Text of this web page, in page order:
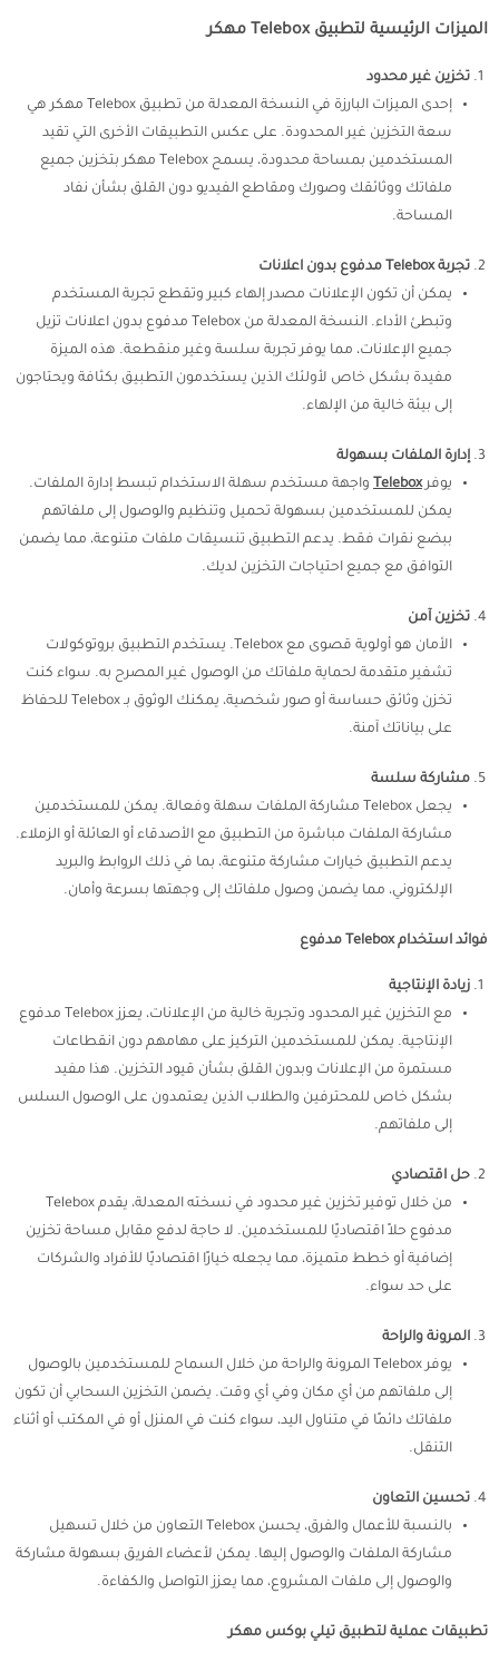
الميزات الرئيسية لتطبيق Telebox مهكر
تخزين غير محدود
إحدى الميزات البارزة في النسخة المعدلة من تطبيق Telebox مهكر هي
سعة التخزين غير المحدودة. على عكس التطبيقات الأخرى التي تقيد
المستخدمين بمساحة محدودة، يسمح Telebox مهكر بتخزين جميع
ملفاتك ووثائقك وصورك ومقاطع الفيديو دون القلق بشأن نفاد
المساحة.
تجربة Telebox مدفوع بدون اعلانات
يمكن أن تكون الإعلانات مصدر إلهاء كبير وتقطع تجربة المستخدم
وتبطئ الأداء. النسخة المعدلة من Telebox مدفوع بدون اعلانات تزيل
جميع الإعلانات، مما يوفر تجربة سلسة وغير منقطعة. هذه الميزة
مفيدة بشكل خاص لأولئك الذين يستخدمون التطبيق بكثافة ويحتاجون
إلى بيئة خالية من الإلهاء.
إدارة الملفات بسهولة
يوفرTelebox واجهة مستخدم سهلة الاستخدام تبسط إدارة الملفات.
يمكن للمستخدمين بسهولة تحميل وتنظيم والوصول إلى ملفاتهم
ببضع نقرات فقط. يدعم التطبيق تنسيقات ملفات متنوعة، مما يضمن
التوافق مع جميع احتياجات التخزين لديك.
تخزين آمن
الأمان هو أولوية قصوى مع Telebox. يستخدم التطبيق بروتوكولات
تشفير متقدمة لحماية ملفاتك من الوصول غير المصرح به. سواء كنت
تخزن وثائق حساسة أو صور شخصية، يمكنك الوثوق بـ Telebox للحفاظ
على بياناتك آمنة.
مشاركة سلسة
يجعل Telebox مشاركة الملفات سهلة وفعالة. يمكن للمستخدمين
مشاركة الملفات مباشرة من التطبيق مع الأصدقاء أو العائلة أو الزملاء.
يدعم التطبيق خيارات مشاركة متنوعة، بما في ذلك الروابط والبريد
الإلكتروني، مما يضمن وصول ملفاتك إلى وجهتها بسرعة وأمان.
فوائد استخدام Telebox مدفوع
زيادة الإنتاجية
مع التخزين غير المحدود وتجربة خالية من الإعلانات، يعزز Telebox مدفوع
الإنتاجية. يمكن للمستخدمين التركيز على مهامهم دون انقطاعات
مستمرة من الإعلانات وبدون القلق بشأن قيود التخزين. هذا مفيد
بشكل خاص للمحترفين والطلاب الذين يعتمدون على الوصول السلس
إلى ملفاتهم.
حل اقتصادي
من خلال توفير تخزين غير محدود في نسخته المعدلة، يقدم Telebox
مدفوع حلاً اقتصاديًا للمستخدمين. لا حاجة لدفع مقابل مساحة تخزين
إضافية أو خطط متميزة، مما يجعله خيارًا اقتصاديًا للأفراد والشركات
على حد سواء.
المرونة والراحة
يوفر Telebox المرونة والراحة من خلال السماح للمستخدمين بالوصول
إلى ملفاتهم من أي مكان وفي أي وقت. يضمن التخزين السحابي أن تكون
ملفاتك دائمًا في متناول اليد، سواء كنت في المنزل أو في المكتب أو أثناء
التنقل.
تحسين التعاون
بالنسبة للأعمال والفرق، يحسن Telebox التعاون من خلال تسهيل
مشاركة الملفات والوصول إليها. يمكن لأعضاء الفريق بسهولة مشاركة
والوصول إلى ملفات المشروع، مما يعزز التواصل والكفاءة.
تطبيقات عملية لتطبيق تيلي بوكس مهكر